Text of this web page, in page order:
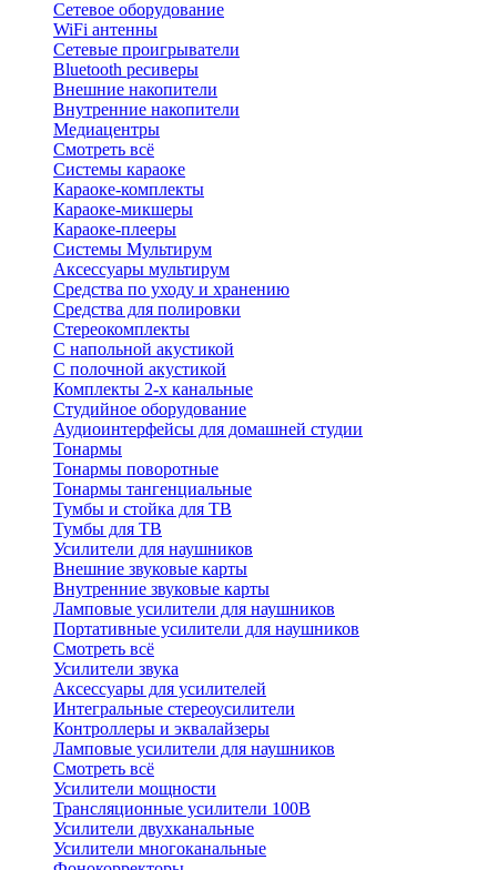
Сетевое оборудование
WiFi антенны
Сетевые проигрыватели
Bluetooth ресиверы
Внешние накопители
Внутренние накопители
Медиацентры
Смотреть всё
Системы караоке
Караоке-комплекты
Караоке-микшеры
Караоке-плееры
Системы Мультирум
Аксессуары мультирум
Средства по уходу и хранению
Средства для полировки
Стереокомплекты
C напольной акустикой
C полочной акустикой
Комплекты 2-х канальные
Студийное оборудование
Аудиоинтерфейсы для домашней студии
Тонармы
Тонармы поворотные
Тонармы тангенциальные
Тумбы и стойка для ТВ
Тумбы для ТВ
Усилители для наушников
Внешние звуковые карты
Внутренние звуковые карты
Ламповые усилители для наушников
Портативные усилители для наушников
Смотреть всё
Усилители звука
Аксессуары для усилителей
Интегральные стереоусилители
Контроллеры и эквалайзеры
Ламповые усилители для наушников
Смотреть всё
Усилители мощности
Трансляционные усилители 100В
Усилители двухканальные
Усилители многоканальные